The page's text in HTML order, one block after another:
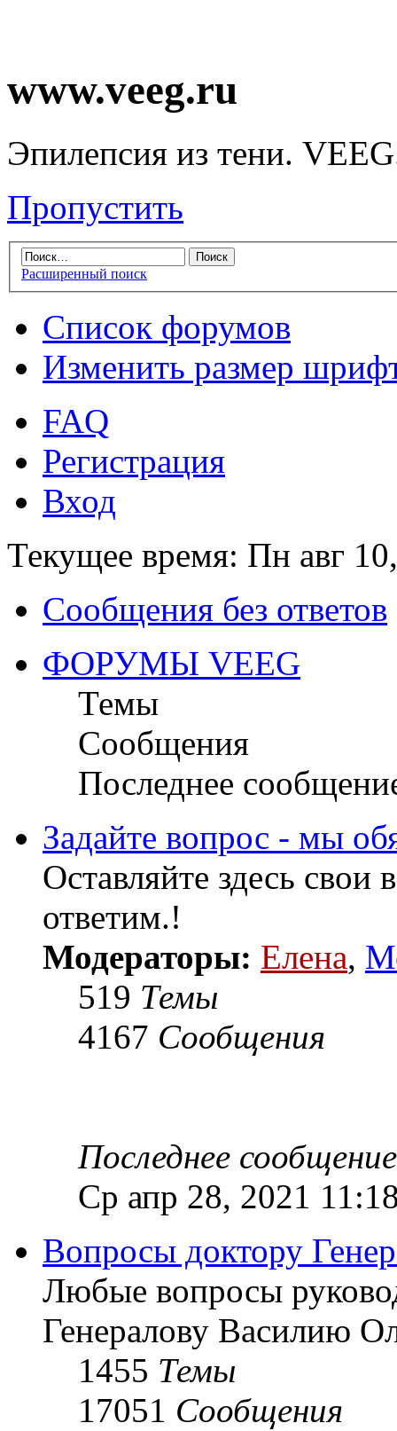
www.veeg.ru
Эпилепсия из тени.
Пропустить
Расширенный поиск
Список форумов
Изменить размер
FAQ
Регистрация
Вход
Текущее время: Пн авг
Сообщения без ответов
ФОРУМЫ VEEG
Темы
Сообщения
Последнее
Задайте вопрос - мы
Оставляйте здесь
ответим.!
Модераторы: Елена,
519 Темы
4167 Сообщения
Последнее сообщение
Ср апр 28, 2021
Вопросы доктору
Любые вопросы
Генералову Василию
1455 Темы
17051 Сообщения